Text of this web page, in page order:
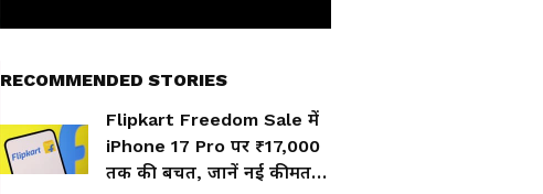
RECOMMENDED STORIES
Flipkart Freedom Sale में
iPhone 17 Pro पर ₹17,000
तक की बचत, जानें नई कीमत